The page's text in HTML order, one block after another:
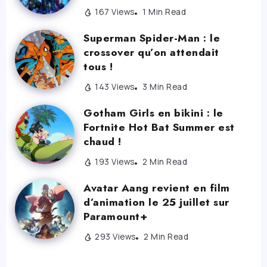
167 Views 1 Min Read
Superman Spider-Man : le
crossover qu’on attendait
tous !
143 Views 3 Min Read
Gotham Girls en bikini : le
Fortnite Hot Bat Summer est
chaud !
193 Views 2 Min Read
Avatar Aang revient en film
d’animation le 25 juillet sur
Paramount+
293 Views 2 Min Read